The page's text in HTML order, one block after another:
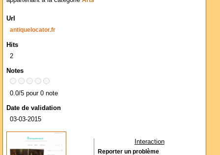
Url
antiquelocator.fr
Hits
2
Notes
0.0/5 pour 0 note
Date de validation
03-03-2015
Interaction
Reporter un problème